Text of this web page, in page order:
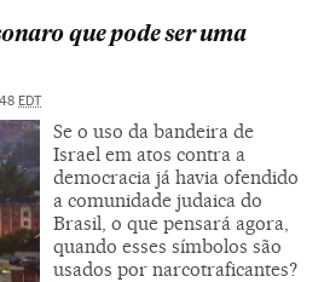
que pode ser uma
EDT
Se o uso da bandeira de
Israel em atos contra a
democracia já havia ofendido
a comunidade judaica do
Brasil, o que pensará agora,
quando esses símbolos são
usados por narcotraficantes?